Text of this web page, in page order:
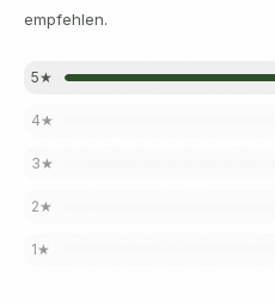
empfehlen.
5★
4★
3★
2★
1★